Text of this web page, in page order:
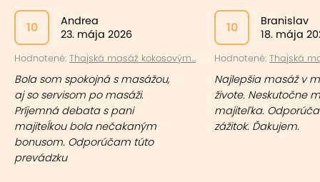
10
Andrea
23. mája 2026
Hodnotené: Thajská masáž kokosovým...
Bola som spokojná s masážou,
aj so servisom po masáži.
Príjemná debata s pani
majiteĺkou bola nečakaným
bonusom. Odporúčam túto
prevádzku
10
Branislav
18. mája
Hodnotené: Thajská
Najlepšia masáž v
živote. Neskutočne
majiteľka.
zážitok. Ďakujem.